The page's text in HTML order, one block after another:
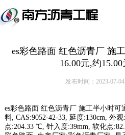
es彩色路面 红色沥青厂 施
16.00元,约
发布时间：2023-07-
es彩色路面 红色沥青厂 施工半小时
料, CAS:9052-42-33, 延度:130cm, 外
点:204.33 ℃, 针入度:39mm, 软化点